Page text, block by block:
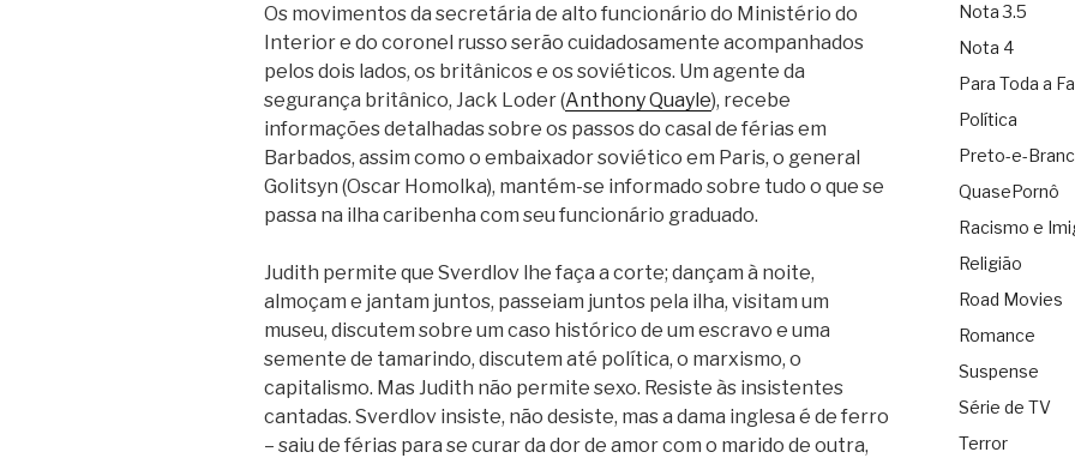
Os movimentos da secretária de alto funcionário do Ministério do
Interior e do coronel russo serão cuidadosamente acompanhados
pelos dois lados, os britânicos e os soviéticos. Um agente da
segurança britânico, Jack Loder (Anthony Quayle), recebe
informações detalhadas sobre os passos do casal de férias em
Barbados, assim como o embaixador soviético em Paris, o general
Golitsyn (Oscar Homolka), mantém-se informado sobre tudo o que se
passa na ilha caribenha com seu funcionário graduado.
Judith permite que Sverdlov lhe faça a corte; dançam à noite,
almoçam e jantam juntos, passeiam juntos pela ilha, visitam um
museu, discutem sobre um caso histórico de um escravo e uma
semente de tamarindo, discutem até política, o marxismo, o
capitalismo. Mas Judith não permite sexo. Resiste às insistentes
cantadas. Sverdlov insiste, não desiste, mas a dama inglesa é de ferro
– saiu de férias para se curar da dor de amor com o marido de outra,
Nota 3.5
Nota 4
Para Toda a
Política
Preto-e-
QuasePornô
Racismo e
Religião
Road Movies
Romance
Suspense
Série de TV
Terror